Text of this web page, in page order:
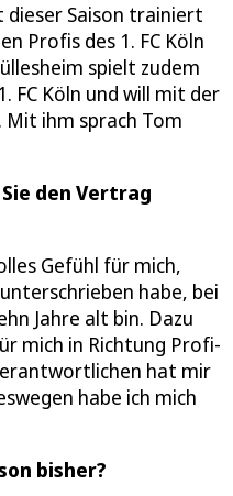
dieser Saison trainiert
Profis des 1. FC Köln
spielt zudem
FC Köln und will mit der
ihm sprach Tom
den Vertrag
Gefühl für mich,
habe, bei
Jahre alt bin. Dazu
mich in Richtung Profi-
hat mir
habe ich mich
bisher?